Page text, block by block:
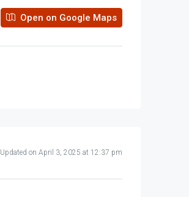
Open on Google Maps
Updated on April 3, 2025 at 12:37 pm